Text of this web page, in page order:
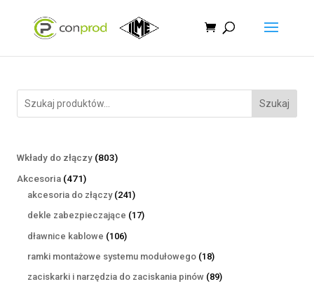
Szukaj
Wkłady do złączy 803803
Akcesoria 471471
produktów
akcesoria do złączy 241241
produktów
dekle zabezpieczające 1717
dławnice kablowe 106106
produktów
ramki montażowe systemu modułowego 1818
produktów
zaciskarki i narzędzia do zaciskania pinów 8989